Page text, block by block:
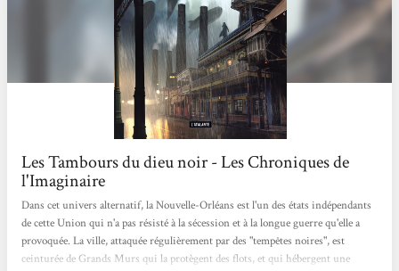
Les Tambours du dieu noir - Les Chroniques de
l'Imaginaire
Dans cet univers alternatif, la Nouvelle-Orléans est l'un des états indépendants
de cette Union qui n'a pas résisté à la sécession et à la longue guerre qu'elle a
provoquée. La ville, attaquée régulièrement par des "tempêtes noires", est
ceinturée de Grands Murs qui la protègent des flots, et qui hébergent une